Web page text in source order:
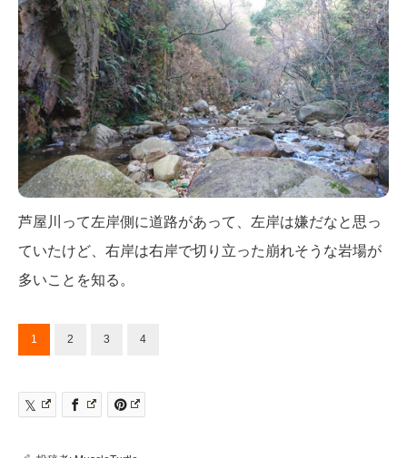
芦屋川って左岸側に道路があって、左岸は嫌だなと思っ
ていたけど、右岸は右岸で切り立った崩れそうな岩場が
多いことを知る。
1 2 3 4